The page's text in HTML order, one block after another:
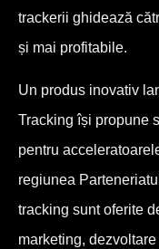
trackerii ghidează
și mai profitabile.
Un produs inovativ
Tracking își propune
pentru
regiunea
tracking sunt oferite
marketing,